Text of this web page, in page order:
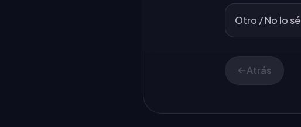
Otro / No lo sé
Atrás